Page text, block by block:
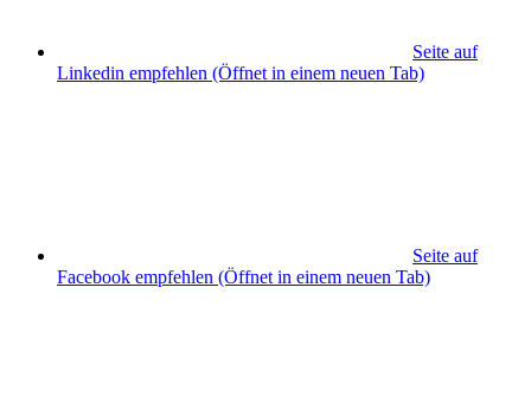
Seite auf
Linkedin empfehlen (Öffnet in einem neuen Tab)
Seite auf
Facebook empfehlen (Öffnet in einem neuen Tab)